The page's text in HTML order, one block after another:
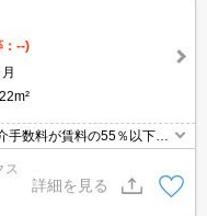
：--)
手数料が賃料の55％以下に
付き貸家・室内リフォーム
ローゼット・納戸付 ★
総賃料１ヶ月分の短期解
アコン洗浄13200円/台
ス
詳細を見る